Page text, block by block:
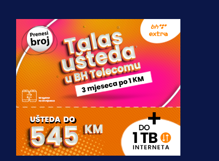
A Selekcija
Zmajevi dobili veliko pojačanje:
Fudbaler Olympiacosa želi obući
dres BiH!
3 sedmica 5 dan
Premijer liga BiH
Misimović priveden: SIPA ga tereti
za pranje novca, pretresaju
prostorije FK Borac!